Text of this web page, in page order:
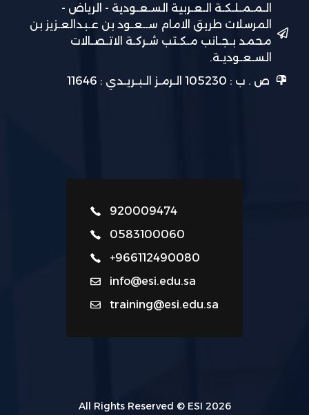
الـمـمـلـكـة الـعـربية السـعـودية - الرياض -
المرسلات طريق الامام ســعـود بن عـبدالعـزيز بن
محمد بـجـانب مـكـتب شـركـة الاتـصـالات
السـعـوديـة.
ص . ب : 105230 الـرمـز الـبـريـدي : 11646
920009474
0583100060
+966112490080
info@esi.edu.sa
training@esi.edu.sa
All Rights Reserved © ESI 2026